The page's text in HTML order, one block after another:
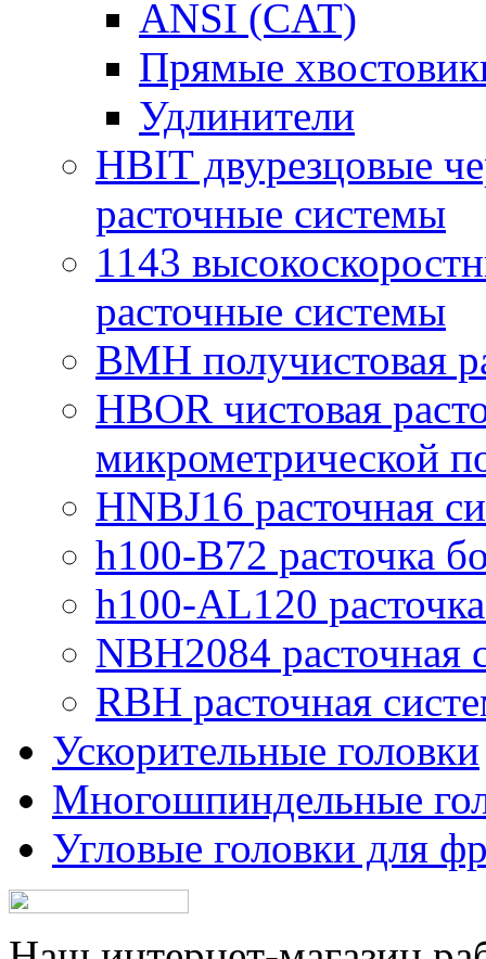
ANSI (CAT)
Прямые
Удлинители
HBIT двурезцовые
расточные системы
1143
расточные системы
BMH получистовая
HBOR чистовая
микрометрической
HNBJ16 расточная
h100-B72 расточка
h100-AL120
NBH2084 расточная
RBH расточная
Ускорительные головки
Многошпиндельные
Угловые головки для